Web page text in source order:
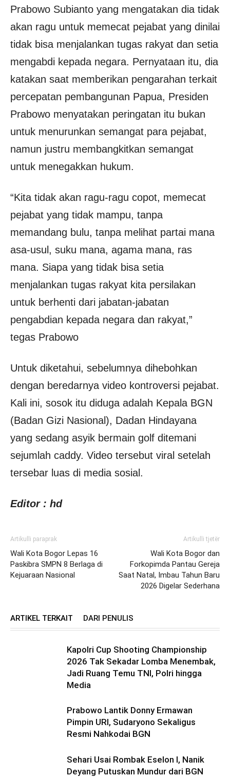
Prabowo Subianto yang mengatakan dia tidak
akan ragu untuk memecat pejabat yang dinilai
tidak bisa menjalankan tugas rakyat dan setia
mengabdi kepada negara. Pernyataan itu, dia
katakan saat memberikan pengarahan terkait
percepatan pembangunan Papua, Presiden
Prabowo menyatakan peringatan itu bukan
untuk menurunkan semangat para pejabat,
namun justru membangkitkan semangat
untuk menegakkan hukum.
“Kita tidak akan ragu-ragu copot, memecat
pejabat yang tidak mampu, tanpa
memandang bulu, tanpa melihat partai mana
asa-usul, suku mana, agama mana, ras
mana. Siapa yang tidak bisa setia
menjalankan tugas rakyat kita persilakan
untuk berhenti dari jabatan-jabatan
pengabdian kepada negara dan rakyat,”
tegas Prabowo
Untuk diketahui, sebelumnya dihebohkan
dengan beredarnya video kontroversi pejabat.
Kali ini, sosok itu diduga adalah Kepala BGN
(Badan Gizi Nasional), Dadan Hindayana
yang sedang asyik bermain golf ditemani
sejumlah caddy. Video tersebut viral setelah
tersebar luas di media sosial.
Editor : hd
Artikulli paraprak
Wali Kota Bogor Lepas 16
Paskibra SMPN 8 Berlaga di
Kejuaraan Nasional
Artikulli tjetër
Wali Kota Bogor dan
Forkopimda Pantau Gereja
Saat Natal, Imbau Tahun Baru
2026 Digelar Sederhana
ARTIKEL TERKAIT DARI PENULIS
Kapolri Cup Shooting Championship
2026 Tak Sekadar Lomba Menembak,
Jadi Ruang Temu TNI, Polri hingga
Media
Prabowo Lantik Donny Ermawan
Pimpin URI, Sudaryono Sekaligus
Resmi Nahkodai BGN
Sehari Usai Rombak Eselon I, Nanik
Deyang Putuskan Mundur dari BGN